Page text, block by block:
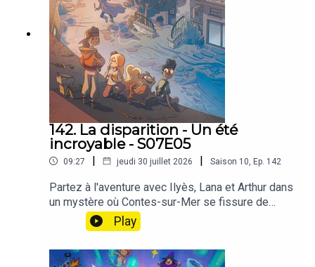
142. La disparition - Un été
incroyable - S07E05
09:27 | jeudi 30 juillet 2026 | Saison 10, Ep. 142
Partez à l'aventure avec Ilyès, Lana et Arthur dans
un mystère où Contes-sur-Mer se fissure de
partout, sans aucune explication 🧵🔍🌙En sortant
de la boulangerie, Ilyès retrouve sa cousine Lana,
tout sourire. Mais leur bonne humeur s'efface d'un
coup : une fissure inquiétante serpente sur le mur,
Play